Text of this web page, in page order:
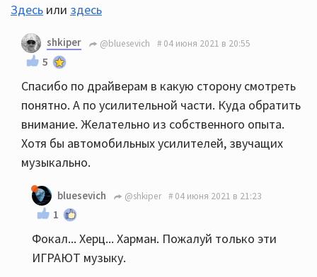
Здесь или здесь
shkiper @bluesevich 04 июня 2021 в 20:55
5
Спасибо по драйверам в какую сторону смотреть
понятно. А по усилительной части. Куда обратить
внимание. Желательно из собственного опыта.
Хотя бы автомобильных усилителей, звучащих
музыкально.
bluesevich @shkiper 04 июня 2021 в 21:23
1
Фокал... Херц... Харман. Пожалуй только эти
ИГРАЮТ музыку.